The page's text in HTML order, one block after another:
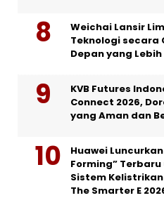
Weichai Lansir
Teknologi secara
Depan yang
KVB Futures
Connect 2026,
yang Aman dan
Huawei
Forming”
Sistem
The Smarter E